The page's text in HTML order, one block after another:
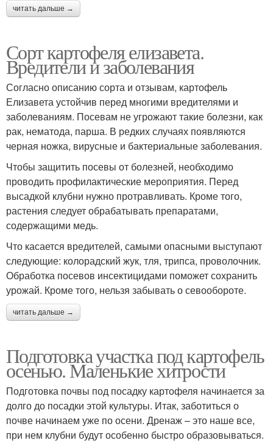
читать дальше →
Сорт картофеля елизавета.
Вредители и заболевания
Согласно описанию сорта и отзывам, картофель
Елизавета устойчив перед многими вредителями и
заболеваниям. Посевам не угрожают такие болезни, как
рак, нематода, парша. В редких случаях появляются
черная ножка, вирусные и бактериальные заболевания.
Чтобы защитить посевы от болезней, необходимо
проводить профилактические мероприятия. Перед
высадкой клубни нужно протравливать. Кроме того,
растения следует обрабатывать препаратами,
содержащими медь.
Что касается вредителей, самыми опасными выступают
следующие: колорадский жук, тля, трипса, проволочник.
Обработка посевов инсектицидами поможет сохранить
урожай. Кроме того, нельзя забывать о севообороте.
читать дальше →
Подготовка участка под картофель
осенью. Маленькие хитрости
Подготовка почвы под посадку картофеля начинается за
долго до посадки этой культуры. Итак, заботиться о
почве начинаем уже по осени. Дренаж – это наше все,
при нем клубни будут особенно быстро образовываться.